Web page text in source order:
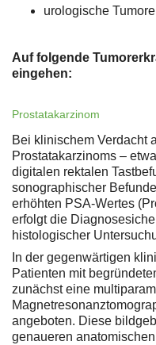
urologische
Auf folgende
eingehen:
Prostatakarzinom
Bei klinischem Verdacht
Prostatakarzinoms –
digitalen rektalen
sonographischer
erhöhten PSA-Wertes
erfolgt die
histologischer
In der gegenwärtigen
Patienten mit
zunächst eine
angeboten. Diese
genaueren